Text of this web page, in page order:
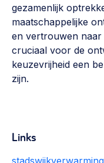
gezamenlijk
maatschappelijke
en vertrouwen naar
cruciaal voor de
keuzevrijheid een
zijn.
Links